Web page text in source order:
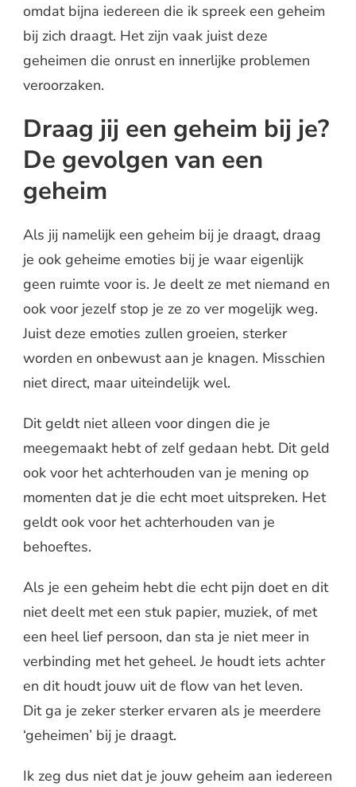
omdat bijna iedereen die ik spreek een geheim
bij zich draagt. Het zijn vaak juist deze
geheimen die onrust en innerlijke problemen
veroorzaken.
Draag jij een geheim bij je?
De gevolgen van een
geheim
Als jij namelijk een geheim bij je draagt, draag
je ook geheime emoties bij je waar eigenlijk
geen ruimte voor is. Je deelt ze met niemand en
ook voor jezelf stop je ze zo ver mogelijk weg.
Juist deze emoties zullen groeien, sterker
worden en onbewust aan je knagen. Misschien
niet direct, maar uiteindelijk wel.
Dit geldt niet alleen voor dingen die je
meegemaakt hebt of zelf gedaan hebt. Dit geld
ook voor het achterhouden van je mening op
momenten dat je die echt moet uitspreken. Het
geldt ook voor het achterhouden van je
behoeftes.
Als je een geheim hebt die echt pijn doet en dit
niet deelt met een stuk papier, muziek, of met
een heel lief persoon, dan sta je niet meer in
verbinding met het geheel. Je houdt iets achter
en dit houdt jouw uit de flow van het leven.
Dit ga je zeker sterker ervaren als je meerdere
‘geheimen’ bij je draagt.
Ik zeg dus niet dat je jouw geheim aan iedereen